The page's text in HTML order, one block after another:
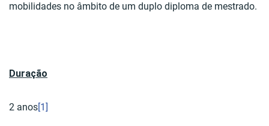
mobilidades no âmbito de um duplo diploma de mestrado.
Duração
2 anos[1]